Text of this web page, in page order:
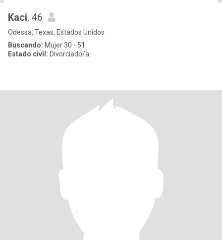
Kaci, 46
Odessa, Texas, Estados Unidos
Buscando: Mujer 30 - 51
Estado civil: Divorciado/a